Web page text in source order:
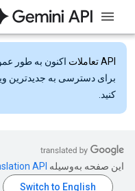
API تعاملات
اکنون به طور
کنید.
این صفحه به‌وسیله